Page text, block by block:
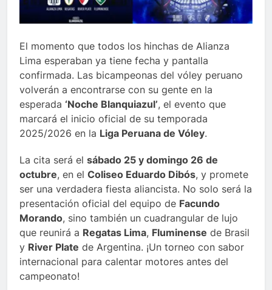
El momento que todos los hinchas de Alianza
Lima esperaban ya tiene fecha y pantalla
confirmada. Las bicampeonas del vóley peruano
volverán a encontrarse con su gente en la
esperada ‘Noche Blanquiazul’, el evento que
marcará el inicio oficial de su temporada
2025/2026 en la Liga Peruana de Vóley.
La cita será el sábado 25 y domingo 26 de
octubre, en el Coliseo Eduardo Dibós, y promete
ser una verdadera fiesta aliancista. No solo será la
presentación oficial del equipo de Facundo
Morando, sino también un cuadrangular de lujo
que reunirá a Regatas Lima, Fluminense de Brasil
y River Plate de Argentina. ¡Un torneo con sabor
internacional para calentar motores antes del
campeonato!